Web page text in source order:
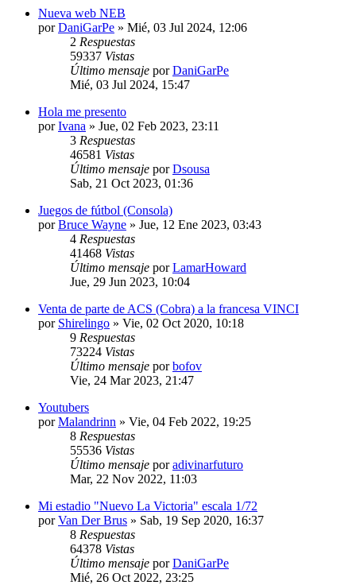
Nueva web NEB
porDaniGarPe » Mié, 03 Jul 2024, 12:06
2 Respuestas
59337 Vistas
Último mensaje porDaniGarPe
Mié, 03 Jul 2024, 15:47
Hola me presento
porIvana » Jue, 02 Feb 2023, 23:11
3 Respuestas
46581 Vistas
Último mensaje porDsousa
Sab, 21 Oct 2023, 01:36
Juegos de fútbol (Consola)
porBruce Wayne » Jue, 12 Ene 2023, 03:43
4 Respuestas
41468 Vistas
Último mensaje porLamarHoward
Jue, 29 Jun 2023, 10:04
Venta de parte de ACS (Cobra) a la francesa VINCI
por Shirelingo » Vie, 02 Oct 2020, 10:18
9 Respuestas
73224 Vistas
Último mensaje porbofov
Vie, 24 Mar 2023, 21:47
Youtubers
porMalandrinn » Vie, 04 Feb 2022, 19:25
8 Respuestas
55536 Vistas
Último mensaje poradivinarfuturo
Mar, 22 Nov 2022, 11:03
Mi estadio "Nuevo La Victoria" escala 1/72
porVan Der Brus » Sab, 19 Sep 2020, 16:37
8 Respuestas
64378 Vistas
Último mensaje porDaniGarPe
Mié, 26 Oct 2022, 23:25